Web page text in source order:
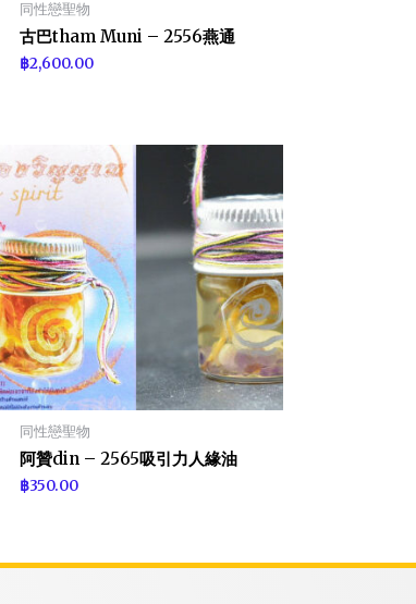
同性戀聖物
古巴tham Muni – 2556燕通
฿2,600.00
同性戀聖物
阿贊din – 2565吸引力人緣油
฿350.00